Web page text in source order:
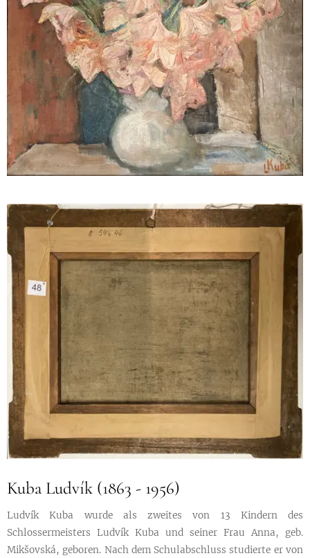
Kuba Ludvík (1863 - 1956)
Ludvík Kuba wurde als zweites von 13 Kindern des
Schlossermeisters Ludvík Kuba und seiner Frau Anna, geb.
Mikšovská, geboren. Nach dem Schulabschluss studierte er von